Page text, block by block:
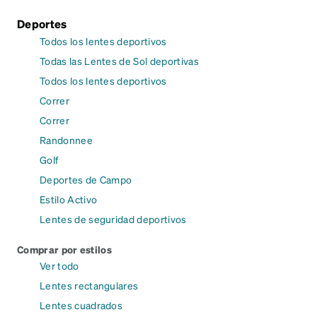
Deportes
Todos los lentes deportivos
Todas las Lentes de Sol deportivas
Todos los lentes deportivos
Correr
Correr
Randonnee
Golf
Deportes de Campo
Estilo Activo
Lentes de seguridad deportivos
Comprar por estilos
Ver todo
Lentes rectangulares
Lentes cuadrados